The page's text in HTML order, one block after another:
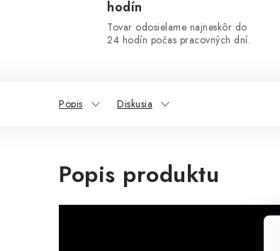
hodín
Tovar odosielame najneskôr do
24 hodín počas pracovných dní.
Popis Diskusia
Popis produktu